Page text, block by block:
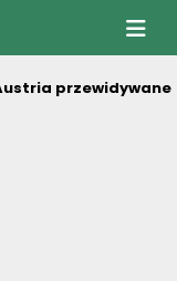
przewidywane